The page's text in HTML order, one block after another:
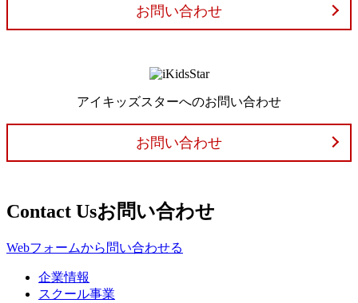
お問い合わせ
アイキッズスターへのお問い合わせ
お問い合わせ
Contact Usお問い合わせ
Webフォームから問い合わせる
企業情報
スクール事業